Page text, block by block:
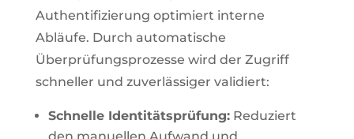
Authentifizierung optimiert interne
Abläufe. Durch automatische
Überprüfungsprozesse wird der Zugriff
schneller und zuverlässiger validiert:
Schnelle Identitätsprüfung:Reduziert